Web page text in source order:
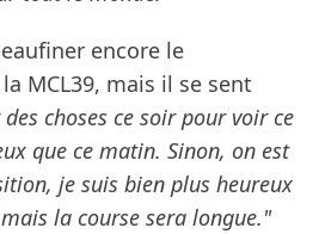
encore le
MCL39, mais il se sent
choses ce soir pour voir ce
que ce matin. Sinon, on est
je suis bien plus heureux
mais la course sera longue."